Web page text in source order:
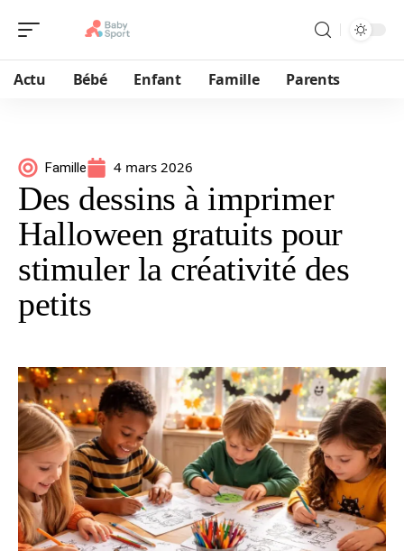
Actu Bébé Enfant Famille Parents
Famille 4 mars 2026
Des dessins à imprimer
Halloween gratuits pour
stimuler la créativité des
petits